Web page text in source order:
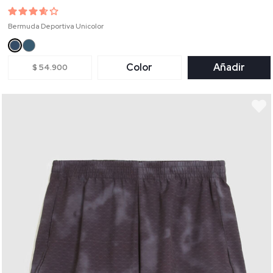
Bermuda Deportiva Unicolor
$ 54.900 Color Añadir